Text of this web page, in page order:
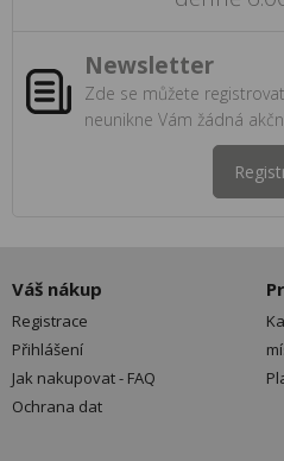
Newsletter
Zde se můžete
neunikne Vám žádná
Váš nákup
Registrace
Přihlášení
Jak nakupovat - FAQ
Ochrana dat